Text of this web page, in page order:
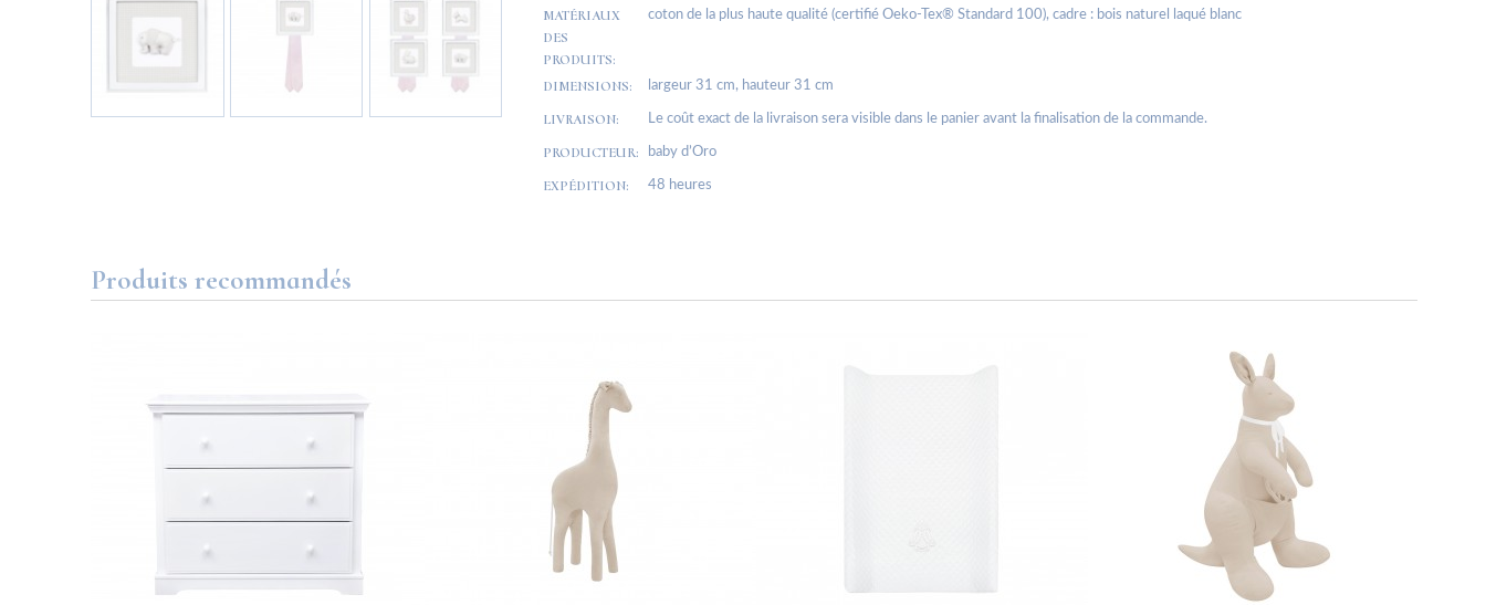
MATÉRIAUX
DES
PRODUITS:
coton de la plus haute qualité (certifié Oeko-Tex® Standard 100), cadre : bois naturel laqué blanc
DIMENSIONS: largeur 31 cm, hauteur 31 cm
LIVRAISON: Le coût exact de la livraison sera visible dans le panier avant la finalisation de la commande.
PRODUCTEUR: baby d’Oro
EXPÉDITION: 48 heures
Produits recommandés